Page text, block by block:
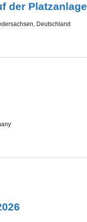
der Platzanlage
Deutschland